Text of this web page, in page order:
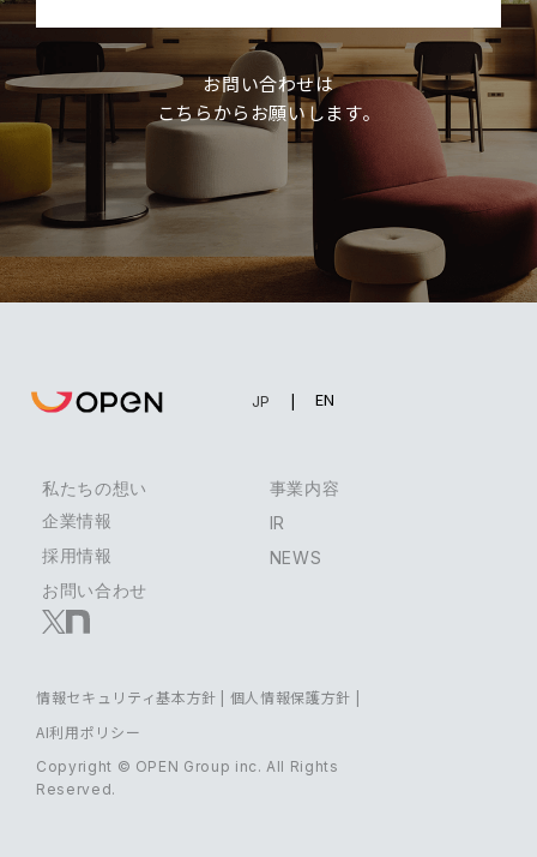
お問い合わせは
こちらからお願いします。
EN
JP
私たちの想い
事業内容
企業情報
IR
採用情報
NEWS
お問い合わせ
Copyright © OPEN Group inc. All Rights
Reserved.
情報セキュリティ基本方針 | 個人情報保護方針 |
AI利用ポリシー